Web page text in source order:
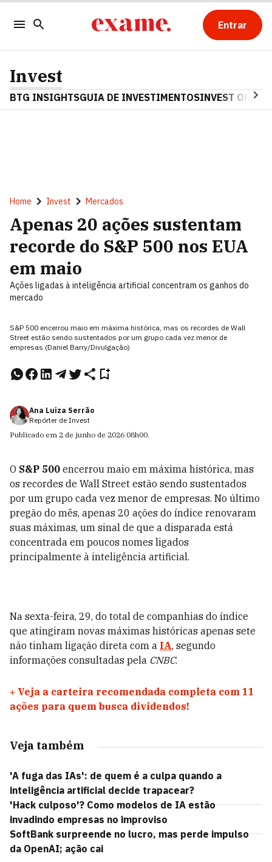
Entrar
Invest
BTG INSIGHTSGUIA DE INVESTIMENTOSINVEST OPINA
Home Invest Mercados
Apenas 20 ações sustentam
recorde do S&P 500 nos EUA
em maio
Ações ligadas à inteligência artificial concentram os ganhos do
mercado
S&P 500 encerrou maio em máxima histórica, mas os recordes de Wall
Street estão sendo sustentados por um grupo cada vez menor de
empresas (Daniel Barry/Divulgação)
Ana Luiza Serrão
Repórter de Invest
Publicado em 2 de junho de 2026 08h00.
O S&P 500 encerrou maio em máxima histórica, mas
os recordes de Wall Street estão sendo sustentados
por um grupo cada vez menor de empresas. No último
pregão do mês, apenas 20 ações do índice renovaram
suas máximas, um sinal de que a disparada está
concentrada em poucos nomes ligados
principalmente à inteligência artificial.
Na sexta-feira, 29, do total de companhias do índice
que atingiram novas máximas históricas apenas sete
não tinham ligação direta com a IA, segundo
informações consultadas pela CNBC.
+ Veja a carteira recomendada completa com 11
ações para quem busca dividendos!
Veja também
'A fuga das IAs': de quem é a culpa quando a
inteligência artificial decide trapacear?
'Hack culposo'? Como modelos de IA estão
invadindo empresas no improviso
SoftBank surpreende no lucro, mas perde impulso
da OpenAI; ação cai